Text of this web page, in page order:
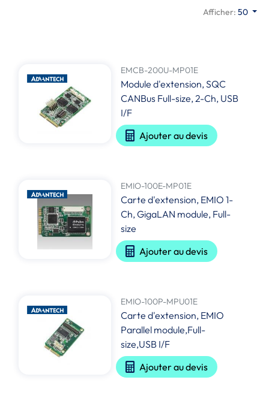
Afficher:50
EMCB-200U-MP01E
Module d'extension, SQC
CANBus Full-size, 2-Ch, USB
I/F
Ajouter au devis
EMIO-100E-MP01E
Carte d'extension, EMIO 1-
Ch, GigaLAN module, Full-
size
Ajouter au devis
EMIO-100P-MPU01E
Carte d'extension, EMIO
Parallel module,Full-
size,USB I/F
Ajouter au devis